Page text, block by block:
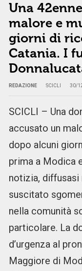
Una
malore e
giorni di
Catania. I
REDAZIONE SCICLI 30/
SCICLI – Una
accusato un
dopo alcuni
prima a Modica
notizia, diffusasi
suscitato
nella comunità
particolare. La
d’urgenza al
Maggiore di